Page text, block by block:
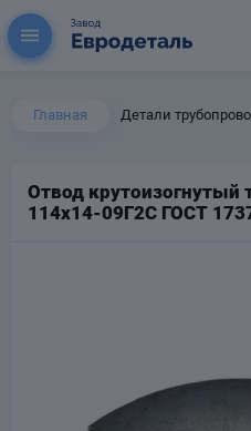
Главная Детали
Отвод крутоизогнутый
114х14-09Г2С ГОСТ
для труб